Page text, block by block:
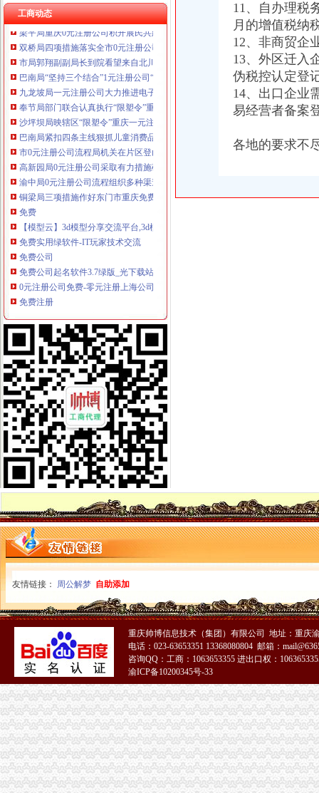
工商动态
高新园局重庆0元注册公司五措并举加火车北站奥运期间食品安全监管
梁平局重庆0元注册公司积开展民共建活动
双桥局四项措施落实全市0元注册公司工商局长座谈会精
市局郭翔副副局长到院看望来自北川县工商局的重庆0元注册公司受伤女职工
巴南局“坚持三个结合”1元注册公司“推行三个优先”提升商品质量检测工作效能
九龙坡局一元注册公司大力推进电子商务监管工作
奉节局部门联合认真执行“限塑令”重庆免费注册公司
沙坪坝局映辖区“限塑令”重庆一元注册公司实施况及改进措施
巴南局紧扣四条主线狠抓儿童消费品市重庆0元注册公司场监管
市0元注册公司流程局机关在片区登山比赛中获得第一名
高新园局0元注册公司采取有力措施确保汶川地震伤员快速转到重庆各院救
渝中局0元注册公司流程组织多种渠道援助地震灾区
铜梁局三项措施作好东门市重庆免费注册公司场震救灾工作
免费
【模型云】3d模型分享交流平台,3d模型库免费下载,模型天下
免费实用绿软件-IT玩家技术交流
免费公司
免费公司起名软件3.7绿版_光下载站
0元注册公司免费-零元注册上海公司网
免费注册
免费域名|免费域名注册申请|免费动态域名_第共1页16条记录页-新客网
上海会员注册-上海人才热线
免费注册公司流程
2017工商新政策流程及费用_常州代理记账_常州代办营业执照_常州
上海注册公司|注册公司流程|公司章程|财务记账|海外注册公司|外资注册|
0元注册公司流程
郑州淘丁0元注册公司,一般纳税人,工商服务保障全程-郑州58同城
重庆注册公司营业执照代办多少钱|工商注册代办执照流程|重庆工商代
一元注册公司流程
深圳公司注册流程；注册深圳公司流程；网上注册深圳公司流程；全流
售电公司注册条件及流程-商网
一元公司
【1956年一元】-1956年一元价格|批发-1956年一元公司-页88网
降低民企注册门槛成都家“一元钱公司”成立-宏观新闻-好买基金网
1元注册公司
公司注册-郑州一元会计咨询有限公司
一元钱可以注册一个公司——2014年新修订公司法解读-优米
0元注册公司
【全市区0元注册公司免费一般纳税人认定代理记帐】-石岐中心城区
重庆一元注册公司
1121_重庆商标注册,重庆商标代理注册,重庆国际商标注册_重庆信
-中铁三局西南公司重庆地铁项目采购二三项料一批（重庆北站D区用）
重庆0元注册公司
昂科威火热促销购车优惠0元_【重庆骊业汽车有限公司】_爱卡汽车
【重庆公务员培训|重庆公务员培训机构|重庆公务员面试培训班费用】-
重庆免费注册公司
广东快乐十分钟助手-广东快乐十分钟助手_重庆时时代理注册公司
重庆公司注册|营业执照代办|代理记帐|代办税务-行业资讯
免费注册公司
厦门注册公司资金要多少_厦门免费注册公司_厦门注册培训公司-商务
无地址注册公司,免费注册公司-潍坊58同城
工商动态
11、自办理税
月的增值税纳
12、非商贸企
13、外区迁入
伪税控认定登
14、出口企业
易经营者备案
各地的要求不
友情链接： 周公解梦 自助添加
重庆帅博信息技术（集团）有限公司 地址：重庆
电话：023-63653351 13368080804 邮箱：
咨询QQ：工商：1063653355 进出口权：
渝ICP备10200345号-33